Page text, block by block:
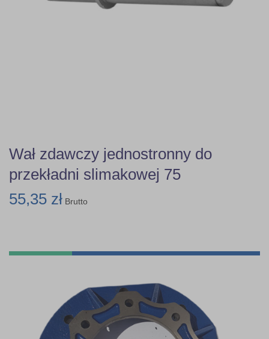
Wał zdawczy jednostronny do
przekładni slimakowej 75
55,35 zł Brutto